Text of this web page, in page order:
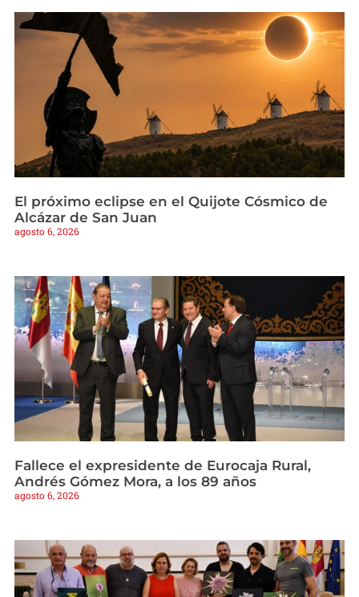
El próximo eclipse en el Quijote Cósmico de
Alcázar de San Juan
agosto 6, 2026
Fallece el expresidente de Eurocaja Rural,
Andrés Gómez Mora, a los 89 años
agosto 6, 2026